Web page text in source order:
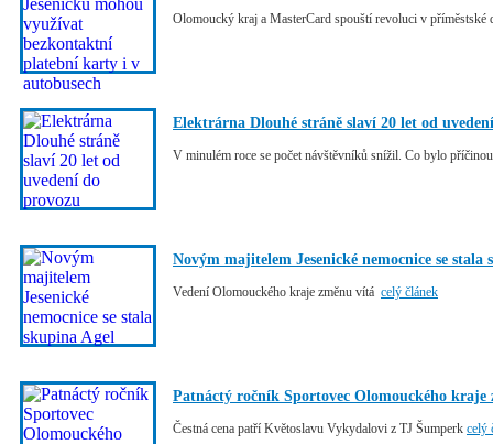
Olomoucký kraj a MasterCard spouští revoluci v příměstské
Elektrárna Dlouhé stráně slaví 20 let od
V minulém roce se počet návštěvníků snížil. Co bylo
Novým majitelem Jesenické nemocnice se stala
Vedení Olomouckého kraje změnu vítá celý článek
Patnáctý ročník Sportovec Olomouckého kraje
Čestná cena patří Květoslavu Vykydalovi z TJ Šumperk celý